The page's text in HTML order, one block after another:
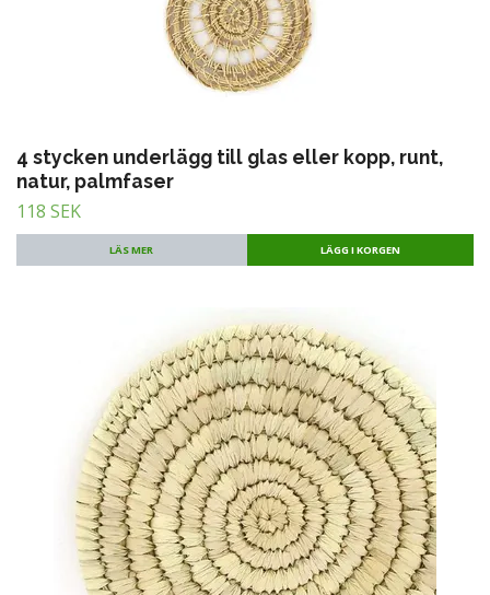
4 stycken underlägg till glas eller kopp, runt,
natur, palmfaser
118 SEK
LÄS MER